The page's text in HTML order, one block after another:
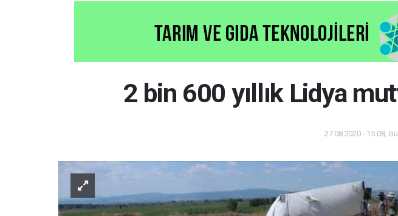
2 bin 600 yıllık Lidya
27.08.2020 - 15:08,